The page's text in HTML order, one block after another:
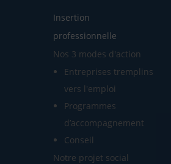
Insertion
professionnelle
Nos 3 modes d'action
Entreprises tremplins
vers l'emploi
Programmes
d’accompagnement
Conseil
Notre projet social